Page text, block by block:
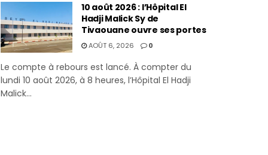
10 août 2026 : l’Hôpital El
Hadji Malick Sy de
Tivaouane ouvre ses portes
AOÛT 6, 2026 0
Le compte à rebours est lancé. À compter du
lundi 10 août 2026, à 8 heures, l’Hôpital El Hadji
Malick...